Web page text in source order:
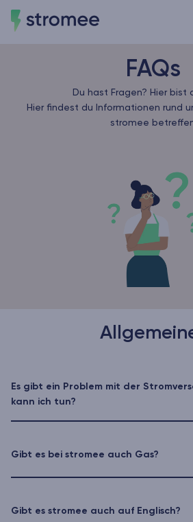
FAQs
Du hast Fragen? Hier bist
Hier findest du Informationen rund
stromee
Es gibt ein Problem mit der
kann ich tun?
Gibt es bei stromee auch Gas?
Gibt es stromee auch auf Englisch?